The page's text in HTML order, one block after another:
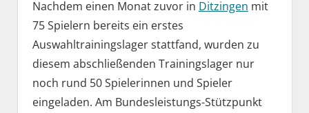
Nachdem einen Monat zuvor in Ditzingen mit
75 Spielern bereits ein erstes
Auswahltrainingslager stattfand, wurden zu
diesem abschließenden Trainingslager nur
noch rund 50 Spielerinnen und Spieler
eingeladen. Am Bundesleistungs-Stützpunkt